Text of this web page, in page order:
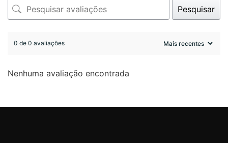
Pesquisar
0 de 0 avaliações
Nenhuma avaliação encontrada